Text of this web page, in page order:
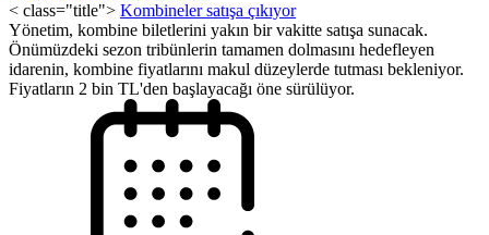
< class="title"> Kombineler satışa çıkıyor
Yönetim, kombine biletlerini yakın bir vakitte satışa sunacak.
Önümüzdeki sezon tribünlerin tamamen dolmasını hedefleyen
idarenin, kombine fiyatlarını makul düzeylerde tutması bekleniyor.
Fiyatların 2 bin TL'den başlayacağı öne sürülüyor.